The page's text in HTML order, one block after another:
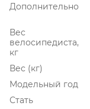
Дополнительно
Вес
велосипедиста,
кг
Вес (кг)
Модельный год
Стать